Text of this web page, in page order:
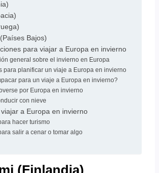
Bajos)
para viajar a Europa en invierno
general sobre el invierno en Europa
para planificar un viaje a Europa en invierno
para un viaje a Europa en invierno?
por Europa en invierno
con nieve
a Europa en invierno
hacer turismo
salir a cenar o tomar algo